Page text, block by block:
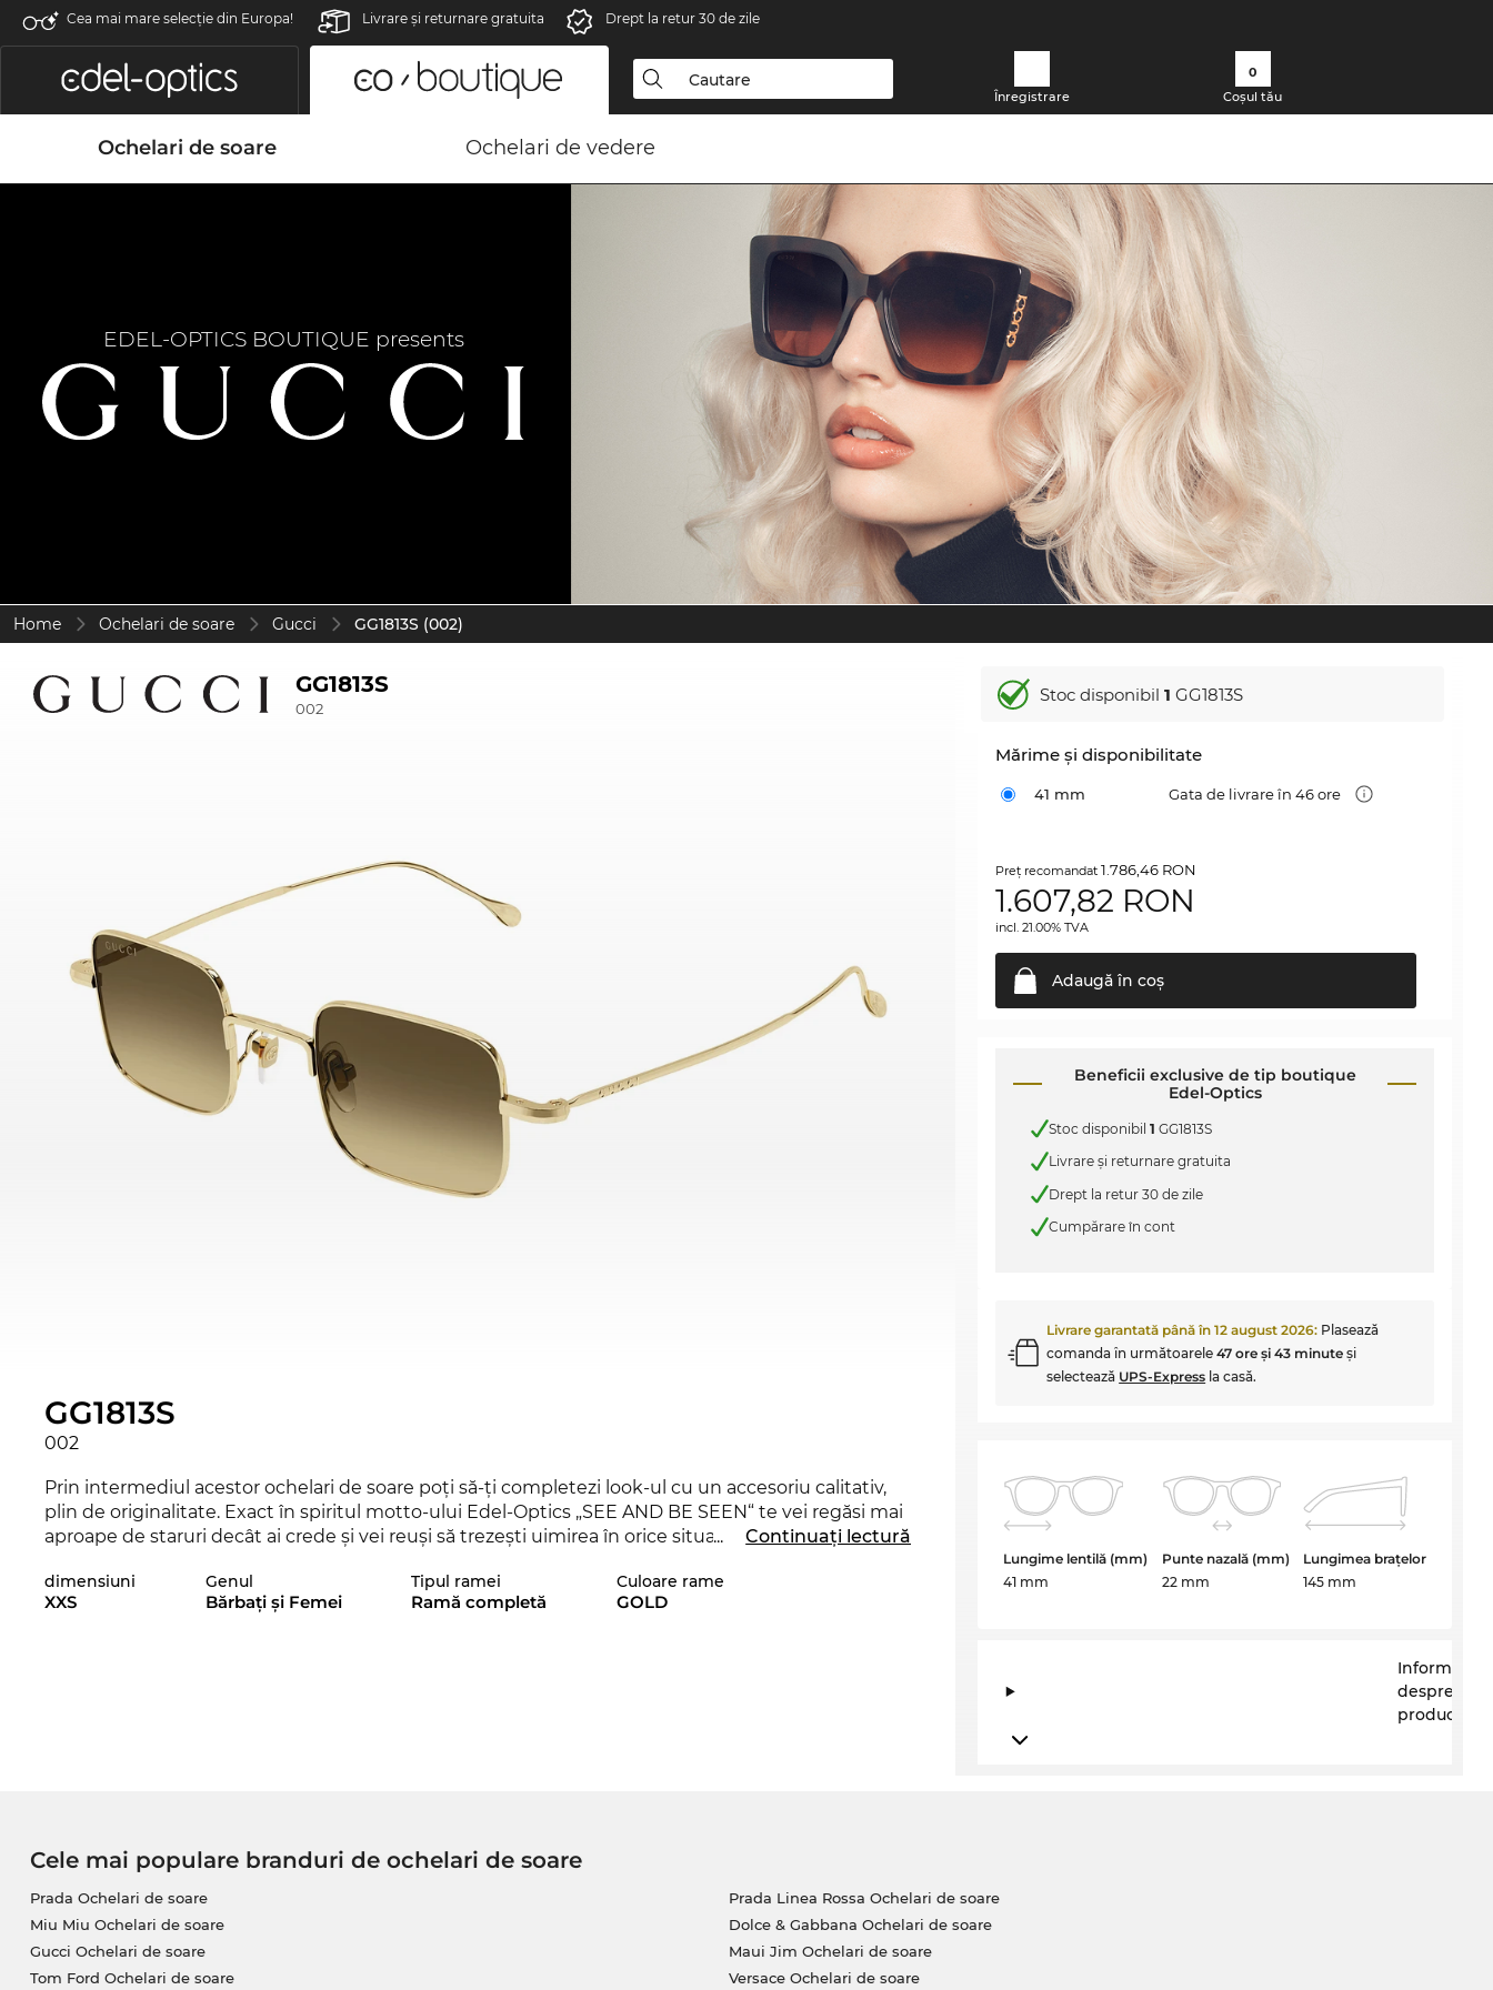
Cea mai mare selecție din Europa! Livrare şi returnare gratuita Drept la retur 30 de zile
Înregistrare
0
Coșul tău
Ochelari de soare Ochelari de vedere
EDEL-OPTICS BOUTIQUE presents
Home Ochelari de soare Gucci GG1813S (002)
GG1813S
002
GG1813S
002
Prin intermediul acestor ochelari de soare poţi să-ţi completezi look-ul cu un accesoriu calitativ,
plin de originalitate. Exact în spiritul motto-ului Edel-Optics „SEE AND BE SEEN“ te vei regăsi mai
aproape de staruri decât ai crede şi vei reuşi să trezeşti uimirea în orice situaţie. Modelul GG1813S
ochelari.
... Continuați lectură
dimensiuni
XXS
Genul
Bărbaţi şi Femei
Tipul ramei
Ramă completă
Culoare rame
GOLD
Stoc disponibil1 GG1813S
Mărime şi disponibilitate
41 mm Gata de livrare în 46 ore
Preţ recomandat1.786,46 RON
1.607,82 RON
incl. 21.00% TVA
Adaugă în coş
Beneficii exclusive de tip boutique
Edel-Optics
Stoc disponibil1 GG1813S
Livrare şi returnare gratuita
Drept la retur 30 de zile
Cumpărare în cont
Livrare garantată până în12 august 2026: Plasează
comanda în următoarele47 ore şi 43 minute şi
selectează UPS-Express la casă.
Lungime lentilă (mm)
41 mm
Punte nazală (mm)
22 mm
Lungimea brațelor
145 mm
Informații
despre
producător
Cele mai populare branduri de ochelari de soare
Prada Ochelari de soare
Miu Miu Ochelari de soare
Gucci Ochelari de soare
Tom Ford Ochelari de soare
Prada Linea Rossa Ochelari de soare
Dolce & Gabbana Ochelari de soare
Maui Jim Ochelari de soare
Versace Ochelari de soare